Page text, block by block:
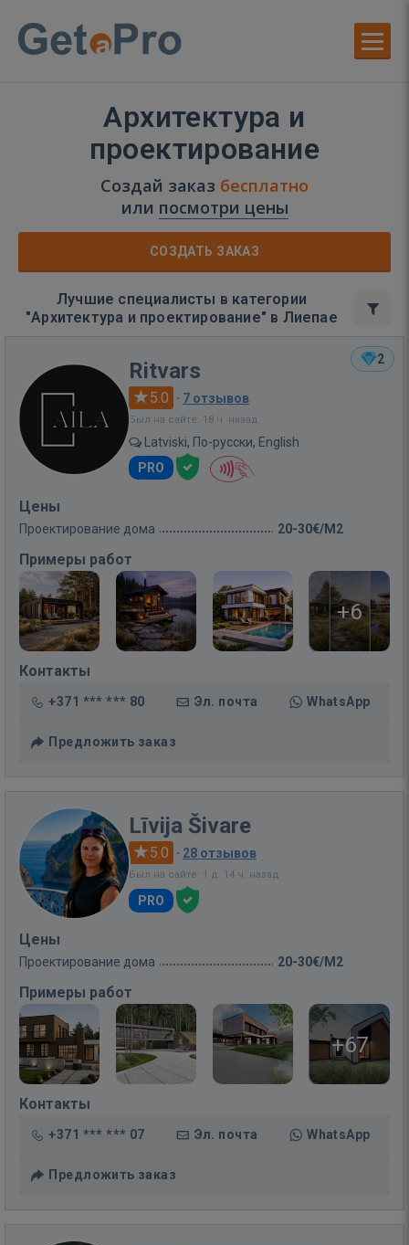
Архитектура и
проектирование
Создай заказ бесплатно
или посмотри цены
СОЗДАТЬ ЗАКАЗ
Лучшие специалисты в категории
"Архитектура и проектирование" в Лиепае
2
Ritvars
5.0 · 7 отзывов
Был на сайте: 18 ч. назад
Latviski, По-русски, English
PRO
Цены
Проектирование дома 20-30€/M2
Примеры работ
+6
Контакты
+371 *** *** 80 Эл. почта WhatsApp
Предложить заказ
Līvija Šivare
5.0 · 28 отзывов
Был на сайте: 1 д. 14 ч. назад
PRO
Цены
Проектирование дома 20-30€/M2
Примеры работ
+67
Контакты
+371 *** *** 07 Эл. почта WhatsApp
Предложить заказ